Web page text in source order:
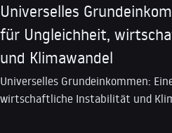
Universelles
für Ungleichheit,
und Klimawandel
Universelles Grundeinkommen:
wirtschaftliche Instabilität und